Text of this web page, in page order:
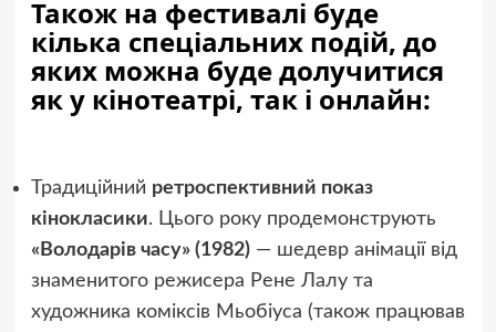
Також на фестивалі буде
кілька спеціальних подій, до
яких можна буде долучитися
як у кінотеатрі, так і онлайн:
Традиційний ретроспективний показ
кінокласики. Цього року продемонструють
«Володарів часу» (1982)— шедевр анімації від
знаменитого режисера Рене Лалу та
художника коміксів Мьобіуса (також працював